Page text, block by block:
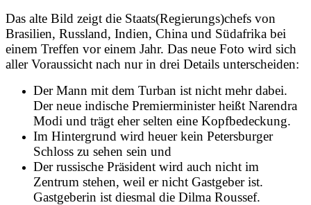
Das alte Bild zeigt die Staats(Regierungs)chefs von
Brasilien, Russland, Indien, China und Südafrika bei
einem Treffen vor einem Jahr. Das neue Foto wird sich
aller Voraussicht nach nur in drei Details unterscheiden:
Der Mann mit dem Turban ist nicht mehr dabei.
Der neue indische Premierminister heißt Narendra
Modi und trägt eher selten eine Kopfbedeckung.
Im Hintergrund wird heuer kein Petersburger
Schloss zu sehen sein und
Der russische Präsident wird auch nicht im
Zentrum stehen, weil er nicht Gastgeber ist.
Gastgeberin ist diesmal die Dilma Roussef.